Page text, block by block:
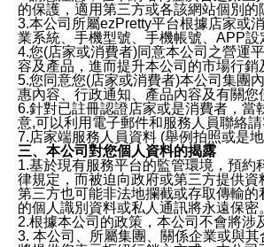
的保護，適用第三方或各該網站個別
3.本公司所屬ezPretty平台根據店家或
業系統、手機型號、手機帳號、APP
4.您(店家或消費者)同意本公司之營運
容及產品，進而提升本公司的市場行
5.您同意您(店家或消費者)本公司集團
惠內容、行政通知、產品內容及有關
6.針對已註冊認證店家或是消費者，
意,可以利用電子郵件和服務人員聯絡請
7.店家端服務人員資料 (舉例拍照或是
三、本公司對您個人資料的揭露
1.基於現有服務平台的監管環境，預
律規定，而被迫向政府或第三方提供資
第三方也可能非法地攔截或存取傳輸
的個人識別資料或私人通訊將永遠保密
2.根據本公司的政策，本公司不會將涉
3. 本公司、所屬集團、關係企業或與